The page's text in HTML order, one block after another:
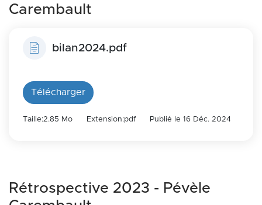
Carembault
bilan2024.pdf
Télécharger
Taille:2.85 Mo Extension:pdf Publié le 16 Déc. 2024
Rétrospective 2023 - Pévèle